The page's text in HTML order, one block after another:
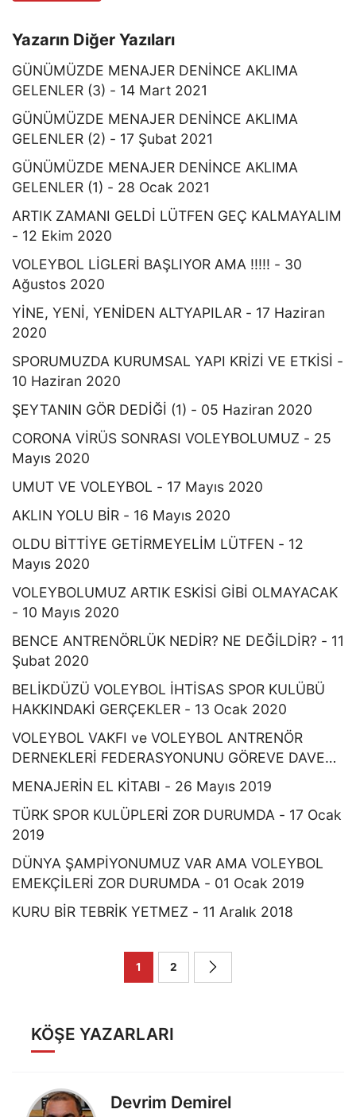
Yazarın Diğer Yazıları
GÜNÜMÜZDE MENAJER DENİNCE AKLIMA
GELENLER (3) - 14 Mart 2021
GÜNÜMÜZDE MENAJER DENİNCE AKLIMA
GELENLER (2) - 17 Şubat 2021
GÜNÜMÜZDE MENAJER DENİNCE AKLIMA
GELENLER (1) - 28 Ocak 2021
ARTIK ZAMANI GELDİ LÜTFEN GEÇ KALMAYALIM
- 12 Ekim 2020
VOLEYBOL LİGLERİ BAŞLIYOR AMA !!!!! - 30
Ağustos 2020
YİNE, YENİ, YENİDEN ALTYAPILAR - 17 Haziran
2020
SPORUMUZDA KURUMSAL YAPI KRİZİ VE ETKİSİ -
10 Haziran 2020
ŞEYTANIN GÖR DEDİĞİ (1) - 05 Haziran 2020
CORONA VİRÜS SONRASI VOLEYBOLUMUZ - 25
Mayıs 2020
UMUT VE VOLEYBOL - 17 Mayıs 2020
AKLIN YOLU BİR - 16 Mayıs 2020
OLDU BİTTİYE GETİRMEYELİM LÜTFEN - 12
Mayıs 2020
VOLEYBOLUMUZ ARTIK ESKİSİ GİBİ OLMAYACAK
- 10 Mayıs 2020
BENCE ANTRENÖRLÜK NEDİR? NE DEĞİLDİR? - 11
Şubat 2020
BELİKDÜZÜ VOLEYBOL İHTİSAS SPOR KULÜBÜ
HAKKINDAKİ GERÇEKLER - 13 Ocak 2020
VOLEYBOL VAKFI ve VOLEYBOL ANTRENÖR
DERNEKLERİ FEDERASYONUNU GÖREVE DAVET -
25 Aralık 2019
MENAJERİN EL KİTABI - 26 Mayıs 2019
TÜRK SPOR KULÜPLERİ ZOR DURUMDA - 17 Ocak
2019
DÜNYA ŞAMPİYONUMUZ VAR AMA VOLEYBOL
EMEKÇİLERİ ZOR DURUMDA - 01 Ocak 2019
KURU BİR TEBRİK YETMEZ - 11 Aralık 2018
1 2
KÖŞE YAZARLARI
Devrim Demirel